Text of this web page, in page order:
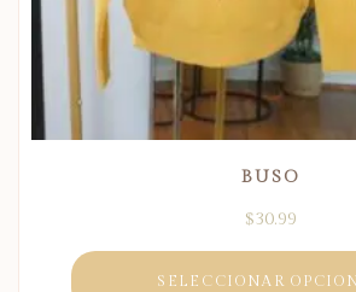
BUSO
$30.99
SELECCIONAR